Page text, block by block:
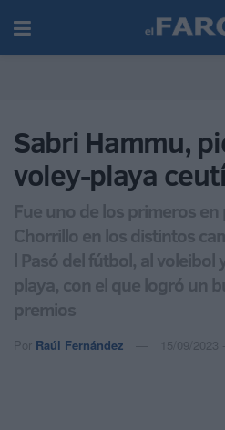
Sabri Hammu,
voley-playa
Fue uno de los primeros
Chorrillo en los distintos
l Pasó del fútbol, al voleibol
playa, con el que logró un
premios
Por Raúl Fernández 15/09/2023